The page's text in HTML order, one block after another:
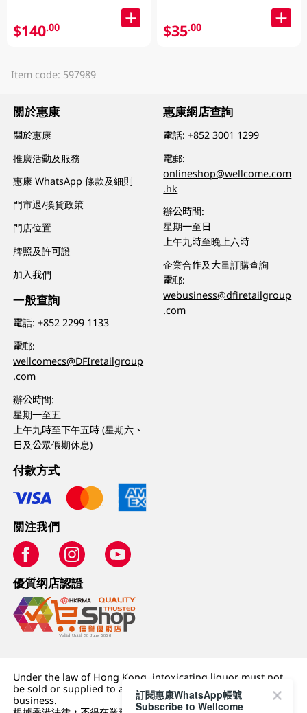
$140.00 $35.00
Item code: 597989
關於惠康
關於惠康
推廣活動及服務
惠康 WhatsApp 條款及細則
門市退/換貨政策
門店位置
牌照及許可證
加入我們
一般查詢
電話:+852 2299 1133
電郵:
wellcomecs@DFIretailgroup
.com
辦公時間:
星期一至五
上午九時至下午五時 (星期六、
日及公眾假期休息)
惠康網店查詢
電話:+852 3001 1299
電郵:
onlineshop@wellcome.com
.hk
辦公時間:
星期一至日
上午九時至晚上六時
企業合作及大量訂購查詢
電郵:
webusiness@dfiretailgroup
.com
付款方式
關注我們
優質纲店認證
Under the law of Hong Kong, intoxicating liquor must not
be sold or supplied to a minor (under 18) in the course of
business.
訂閱惠康WhatsApp帳號
Subscribe to Wellcome